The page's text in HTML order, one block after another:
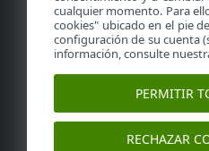
Prueba gratuita
cualquier momento. Para
cookies" ubicado en el pie
configuración de su cuenta
información, consulte
PERMITIR
RECHAZAR